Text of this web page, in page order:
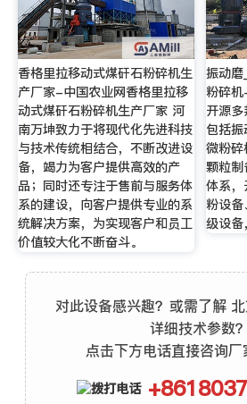
香格里拉移动式煤矸石粉碎机生
产厂家-中国农业网香格里拉移
动式煤矸石粉碎机生产厂家 河
南万坤致力于将现代化先进科技
与技术传统相结合，不断改进设
备，竭力为客户提供高效的产
品；同时还专注于售前与服务体
系的建设，向客户提供专业的系
统解决方案，为实现客户和员工
价值较大化不断奋斗。
振动磨
粉碎
开源
包括
微粉
颗粒
体系
粉设
级设
对此设备感兴趣？或需了解
详细技术参数？
点击下方电话直接咨询厂